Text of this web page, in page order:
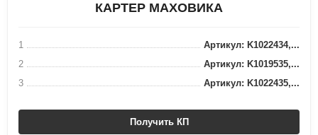
КАРТЕР МАХОВИКА
1
Артикул: K1022434,...
2
Артикул: K1019535,...
3
Артикул: K1022435,...
Получить КП